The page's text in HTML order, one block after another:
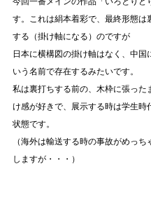
す。これは絹本着彩で、最終形態は
する（掛け軸になる）のですが
日本に横構図の掛け軸はなく、中国
いう名前で存在するみたいです。
私は裏打ちする前の、木枠に張った
け感が好きで、展示する時は学生時
状態です。
（海外は輸送する時の事故がめっち
しますが・・・）